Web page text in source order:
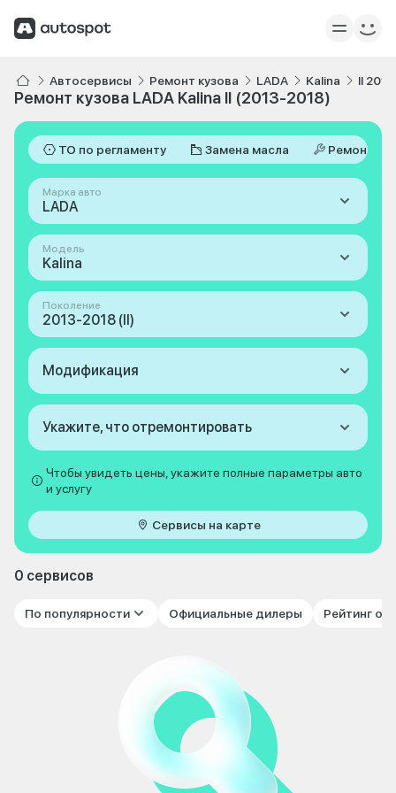
Автосервисы Ремонт кузова LADA Kalina II
Ремонт кузова LADA Kalina II (2013-2018)
ТО по регламенту Замена масла Ремонт
Марка авто
LADA
Модель
Kalina
Поколение
2013-2018 (II)
Модификация
Укажите, что отремонтировать
Чтобы увидеть цены, укажите полные параметры авто
и услугу
Сервисы на карте
0 сервисов
По популярности Официальные дилеры Рейтинг